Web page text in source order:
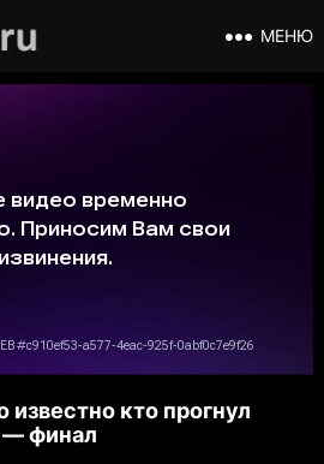
МЕНЮ
кто прогнул
— финал